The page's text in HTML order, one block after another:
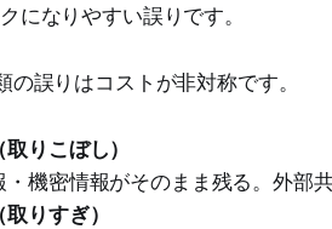
になりやすい誤りです。
の誤りはコストが非対称です。
りこぼし）
・機密情報がそのまま残る。外部
りすぎ）